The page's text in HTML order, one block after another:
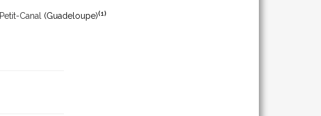
Petit-Canal (Guadeloupe)(1)